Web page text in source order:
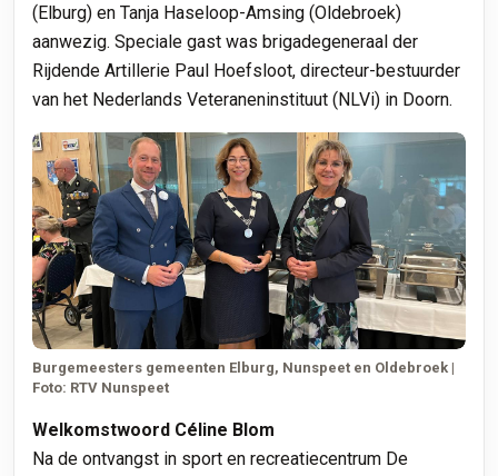
(Elburg) en Tanja Haseloop-Amsing (Oldebroek)
aanwezig. Speciale gast was brigadegeneraal der
Rijdende Artillerie Paul Hoefsloot, directeur-bestuurder
van het Nederlands Veteraneninstituut (NLVi) in Doorn.
Burgemeesters gemeenten Elburg, Nunspeet en Oldebroek |
Foto: RTV Nunspeet
Welkomstwoord Céline Blom
Na de ontvangst in sport en recreatiecentrum De